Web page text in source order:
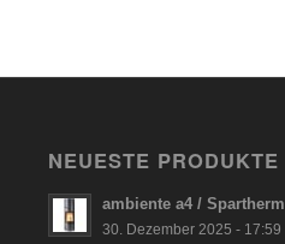
NEUESTE PRODUKTE
ambiente a4 / Spartherm
30. Dezember 2025 - 17:59